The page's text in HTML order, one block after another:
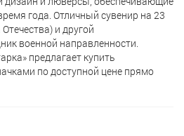
года. Отличный сувенир на 23
и другой
военной направленности.
предлагает кyпить
по доступной цене прямо